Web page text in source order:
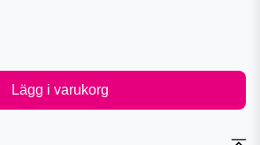
Lägg i varukorg